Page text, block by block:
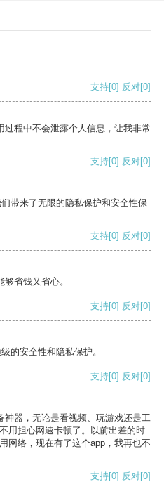
支持[0] 反对[0]
程中不会泄露个人信息，让我非常
支持[0] 反对[0]
带来了无限的隐私保护和安全性保
支持[0] 反对[0]
省钱又省心。
支持[0] 反对[0]
的安全性和隐私保护。
支持[0] 反对[0]
神器，无论是看视频、玩游戏还是工
用担心网速卡顿了。以前出差的时
网络，现在有了这个app，我再也不
支持[0] 反对[0]